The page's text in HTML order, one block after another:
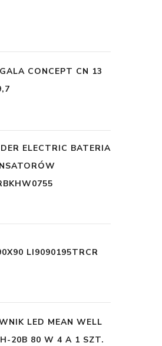
CONCEPT CN 13
ELECTRIC BATERIA
LI9090195TRCR
LED MEAN WELL
20B 80 W 4 A 1 SZT.